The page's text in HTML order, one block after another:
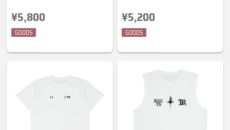
¥5,800
GOODS
¥5,200
GOODS